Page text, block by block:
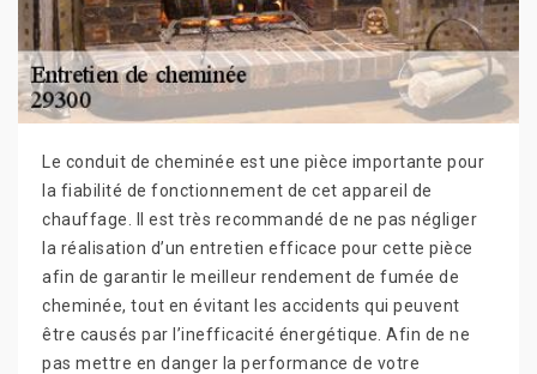
Le conduit de cheminée est une pièce importante pour
la fiabilité de fonctionnement de cet appareil de
chauffage. Il est très recommandé de ne pas négliger
la réalisation d’un entretien efficace pour cette pièce
afin de garantir le meilleur rendement de fumée de
cheminée, tout en évitant les accidents qui peuvent
être causés par l’inefficacité énergétique. Afin de ne
pas mettre en danger la performance de votre